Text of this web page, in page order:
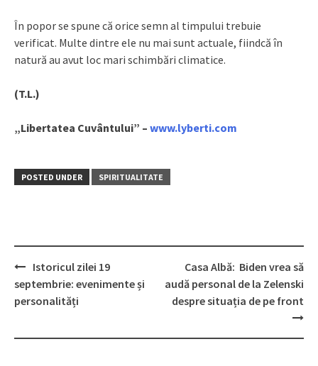
În popor se spune că orice semn al timpului trebuie
verificat. Multe dintre ele nu mai sunt actuale, fiindcă în
natură au avut loc mari schimbări climatice.
(T.L.)
„Libertatea Cuvântului” – www.lyberti.com
POSTED UNDER SPIRITUALITATE
Post
navigation
Istoricul zilei 19
septembrie: evenimente și
personalități
Casa Albă: Biden vrea să
audă personal de la Zelenski
despre situația de pe front